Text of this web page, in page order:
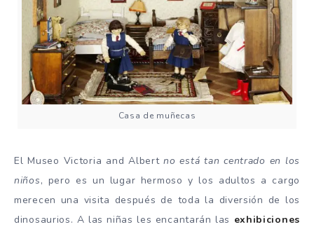
Casa de muñecas
El Museo Victoria and Albertno está tan centrado en los
niños, pero es un lugar hermoso y los adultos a cargo
merecen una visita después de toda la diversión de los
dinosaurios. A las niñas les encantarán las exhibiciones